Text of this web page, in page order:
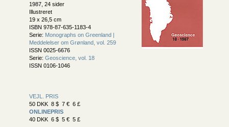
1987, 24 sider
Illustreret
19 x 26,5 cm
ISBN 978-87-635-1183-4
Serie: Monographs on Greenland |
Meddelelser om Grønland, vol. 259
ISSN 0025-6676
Serie: Geoscience, vol. 18
ISSN 0106-1046
VEJL. PRIS
50 DKK 8 $ 7 € 6 £
ONLINEPRIS
40 DKK 6 $ 5 € 5 £